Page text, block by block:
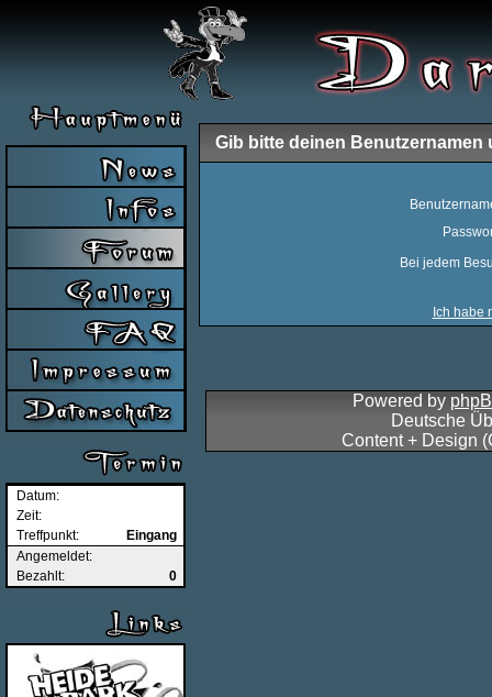
Datum:
Zeit:
Treffpunkt:
Eingang
Angemeldet:
Bezahlt:
0
Gib bitte deinen
Bei jedem
Ich habe
Powered by
Deutsche
Content + Design